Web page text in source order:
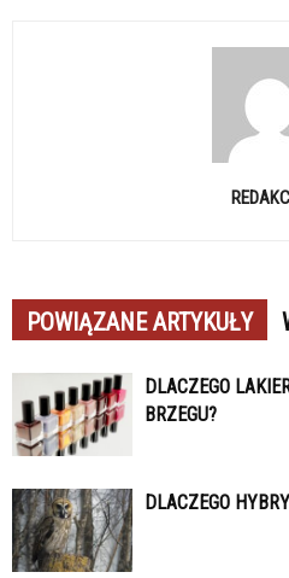
POWIĄZANE ARTYKUŁY
DLACZEGO
BRZEGU?
DLACZEGO